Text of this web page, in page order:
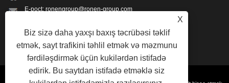
E-poçt:ronengroup@ronen-group.com
X
Biz sizə daha yaxşı baxış təcrübəsi təklif
etmək, sayt trafikini təhlil etmək və məzmunu
fərdiləşdirmək üçün kukilərdən istifadə
edirik. Bu saytdan istifadə etməklə siz